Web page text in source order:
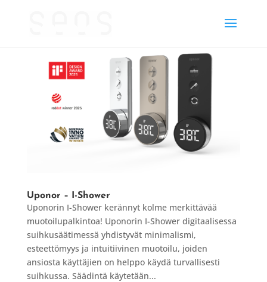
Uponor – I-Shower
Uponorin I-Shower kerännyt kolme merkittävää
muotoilupalkintoa! Uponorin I-Shower digitaalisessa
suihkusäätimessä yhdistyvät minimalismi,
esteettömyys ja intuitiivinen muotoilu, joiden
ansiosta käyttäjien on helppo käydä turvallisesti
suihkussa. Säädintä käytetään...